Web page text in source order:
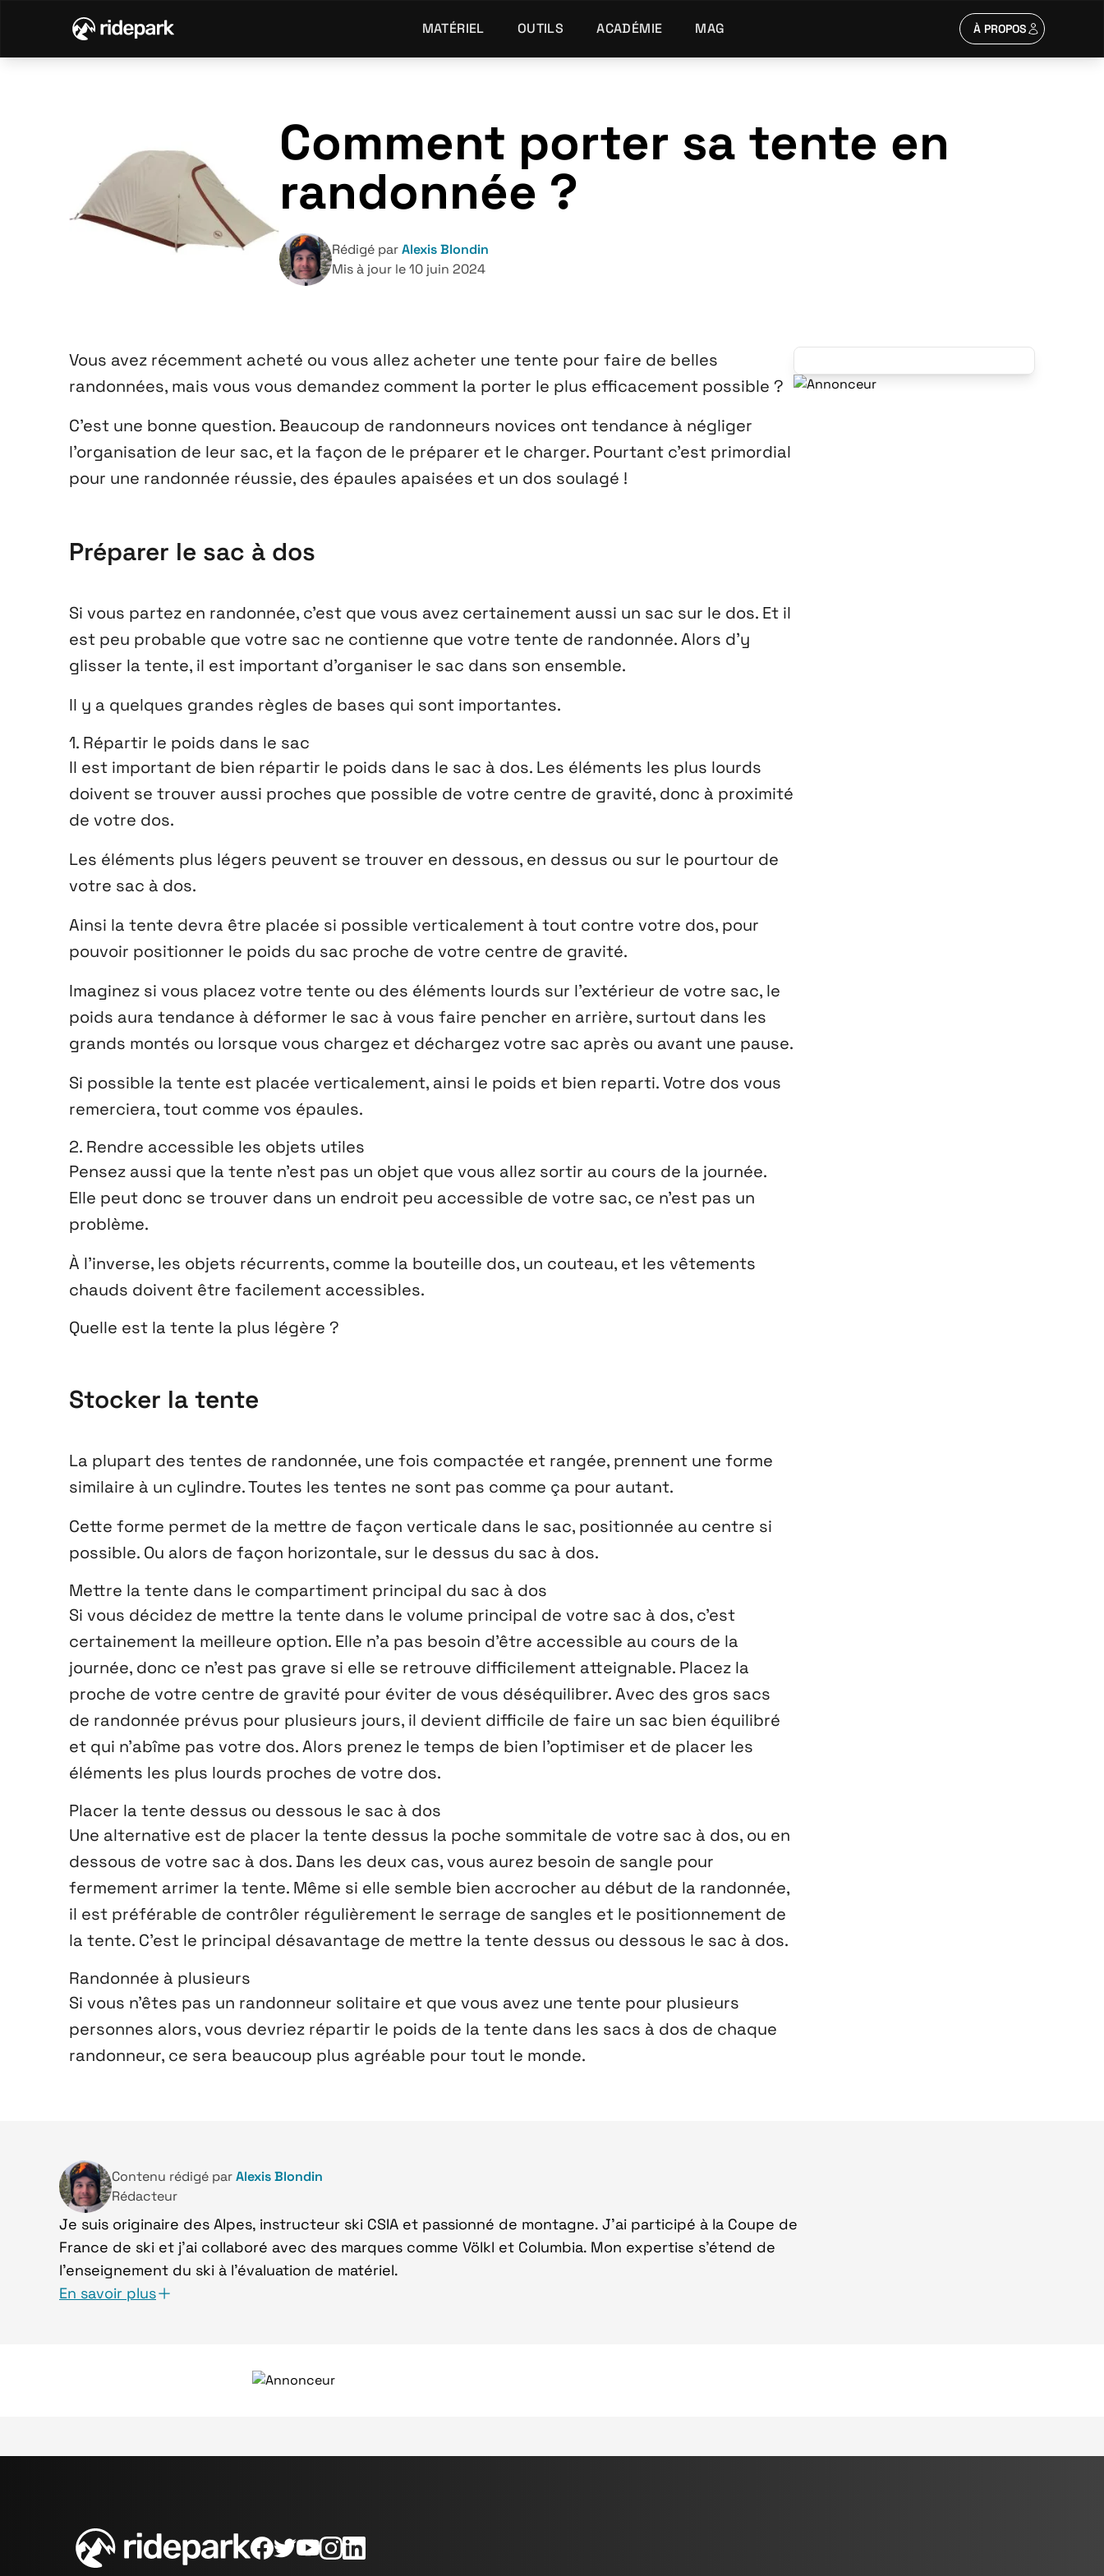
MATÉRIEL OUTILS ACADÉMIE MAG À PROPOS
Comment porter sa tente en
randonnée ?
Rédigé parAlexis Blondin
Mis à jour le 10 juin 2024
Vous avez récemment acheté ou vous allez acheter une tente pour faire de belles
randonnées, mais vous vous demandez comment la porter le plus efficacement possible ?
C’est une bonne question. Beaucoup de randonneurs novices ont tendance à négliger
l’organisation de leur sac, et la façon de le préparer et le charger. Pourtant c’est primordial
pour une randonnée réussie, des épaules apaisées et un dos soulagé !
Préparer le sac à dos
Si vous partez en randonnée, c’est que vous avez certainement aussi un sac sur le dos. Et il
est peu probable que votre sac ne contienne que votre tente de randonnée. Alors d’y
glisser la tente, il est important d’organiser le sac dans son ensemble.
Il y a quelques grandes règles de bases qui sont importantes.
1. Répartir le poids dans le sac
Il est important de bien répartir le poids dans le sac à dos. Les éléments les plus lourds
doivent se trouver aussi proches que possible de votre centre de gravité, donc à proximité
de votre dos.
Les éléments plus légers peuvent se trouver en dessous, en dessus ou sur le pourtour de
votre sac à dos.
Ainsi la tente devra être placée si possible verticalement à tout contre votre dos, pour
pouvoir positionner le poids du sac proche de votre centre de gravité.
Imaginez si vous placez votre tente ou des éléments lourds sur l’extérieur de votre sac, le
poids aura tendance à déformer le sac à vous faire pencher en arrière, surtout dans les
grands montés ou lorsque vous chargez et déchargez votre sac après ou avant une pause.
Si possible la tente est placée verticalement, ainsi le poids et bien reparti. Votre dos vous
remerciera, tout comme vos épaules.
2. Rendre accessible les objets utiles
Pensez aussi que la tente n’est pas un objet que vous allez sortir au cours de la journée.
Elle peut donc se trouver dans un endroit peu accessible de votre sac, ce n’est pas un
problème.
À l’inverse, les objets récurrents, comme la bouteille dos, un couteau, et les vêtements
chauds doivent être facilement accessibles.
Quelle est la tente la plus légère ?
Stocker la tente
La plupart des tentes de randonnée, une fois compactée et rangée, prennent une forme
similaire à un cylindre. Toutes les tentes ne sont pas comme ça pour autant.
Cette forme permet de la mettre de façon verticale dans le sac, positionnée au centre si
possible. Ou alors de façon horizontale, sur le dessus du sac à dos.
Mettre la tente dans le compartiment principal du sac à dos
Si vous décidez de mettre la tente dans le volume principal de votre sac à dos, c’est
certainement la meilleure option. Elle n’a pas besoin d’être accessible au cours de la
journée, donc ce n’est pas grave si elle se retrouve difficilement atteignable. Placez la
proche de votre centre de gravité pour éviter de vous déséquilibrer. Avec des gros sacs
de randonnée prévus pour plusieurs jours, il devient difficile de faire un sac bien équilibré
et qui n’abîme pas votre dos. Alors prenez le temps de bien l’optimiser et de placer les
éléments les plus lourds proches de votre dos.
Placer la tente dessus ou dessous le sac à dos
Une alternative est de placer la tente dessus la poche sommitale de votre sac à dos, ou en
dessous de votre sac à dos. Dans les deux cas, vous aurez besoin de sangle pour
fermement arrimer la tente. Même si elle semble bien accrocher au début de la randonnée,
il est préférable de contrôler régulièrement le serrage de sangles et le positionnement de
la tente. C’est le principal désavantage de mettre la tente dessus ou dessous le sac à dos.
Randonnée à plusieurs
Si vous n’êtes pas un randonneur solitaire et que vous avez une tente pour plusieurs
personnes alors, vous devriez répartir le poids de la tente dans les sacs à dos de chaque
randonneur, ce sera beaucoup plus agréable pour tout le monde.
Contenu rédigé parAlexis Blondin
Rédacteur
Je suis originaire des Alpes, instructeur ski CSIA et passionné de montagne. J'ai participé à la Coupe de
France de ski et j'ai collaboré avec des marques comme Völkl et Columbia. Mon expertise s'étend de
l'enseignement du ski à l'évaluation de matériel.
En savoir plus